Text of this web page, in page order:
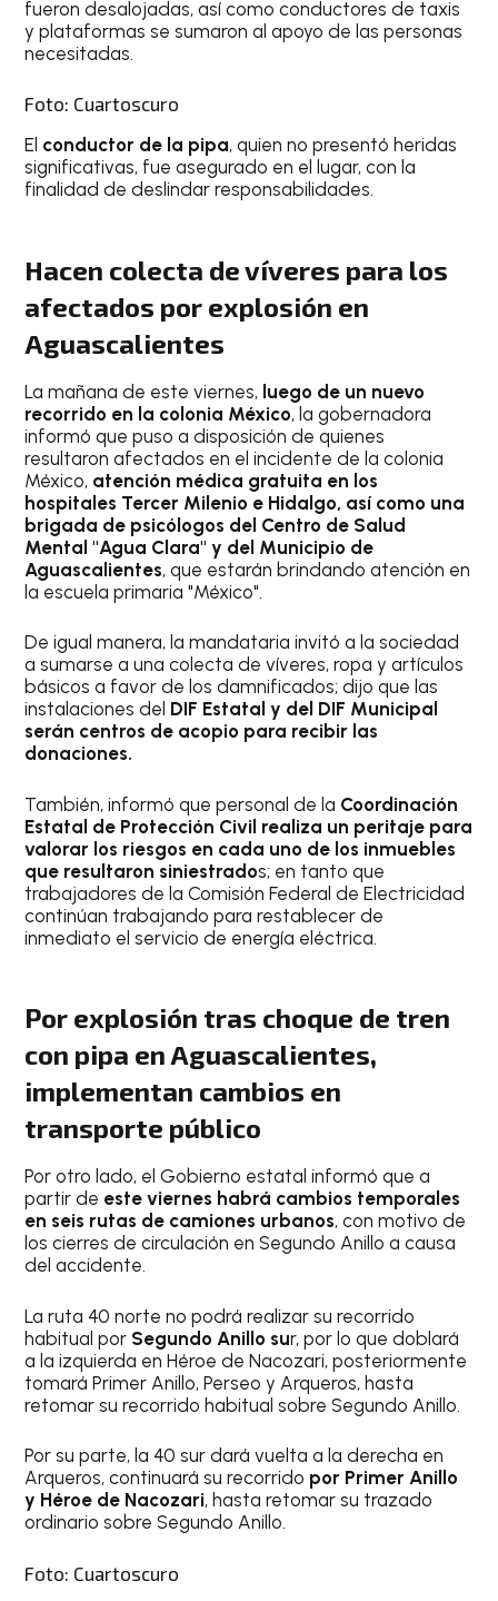
fueron desalojadas, así como conductores de taxis
y plataformas se sumaron al apoyo de las personas
necesitadas.
Foto: Cuartoscuro
El conductor de la pipa, quien no presentó heridas
significativas, fue asegurado en el lugar, con la
finalidad de deslindar responsabilidades.
Hacen colecta de víveres para los
afectados por explosión en
Aguascalientes
La mañana de este viernes, luego de un nuevo
recorrido en la colonia México, la gobernadora
informó que puso a disposición de quienes
resultaron afectados en el incidente de la colonia
México, atención médica gratuita en los
hospitales Tercer Milenio e Hidalgo, así como una
brigada de psicólogos del Centro de Salud
Mental "Agua Clara" y del Municipio de
Aguascalientes, que estarán brindando atención en
la escuela primaria "México".
De igual manera, la mandataria invitó a la sociedad
a sumarse a una colecta de víveres, ropa y artículos
básicos a favor de los damnificados; dijo que las
instalaciones del DIF Estatal y del DIF Municipal
serán centros de acopio para recibir las
donaciones.
También, informó que personal de la Coordinación
Estatal de Protección Civil realiza un peritaje para
valorar los riesgos en cada uno de los inmuebles
que resultaron siniestrados; en tanto que
trabajadores de la Comisión Federal de Electricidad
continúan trabajando para restablecer de
inmediato el servicio de energía eléctrica.
Por explosión tras choque de tren
con pipa en Aguascalientes,
implementan cambios en
transporte público
Por otro lado, el Gobierno estatal informó que a
partir de este viernes habrá cambios temporales
en seis rutas de camiones urbanos, con motivo de
los cierres de circulación en Segundo Anillo a causa
del accidente.
La ruta 40 norte no podrá realizar su recorrido
habitual por Segundo Anillo sur, por lo que doblará
a la izquierda en Héroe de Nacozari, posteriormente
tomará Primer Anillo, Perseo y Arqueros, hasta
retomar su recorrido habitual sobre Segundo Anillo.
Por su parte, la 40 sur dará vuelta a la derecha en
Arqueros, continuará su recorrido por Primer Anillo
y Héroe de Nacozari, hasta retomar su trazado
ordinario sobre Segundo Anillo.
Foto: Cuartoscuro